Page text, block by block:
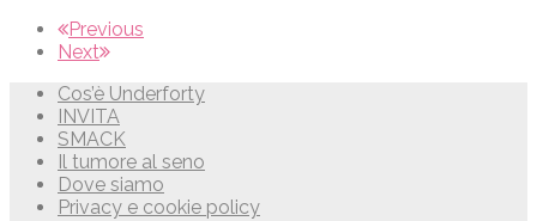
Previous
Next
Cos’è Underforty
INVITA
SMACK
Il tumore al seno
Dove siamo
Privacy e cookie policy